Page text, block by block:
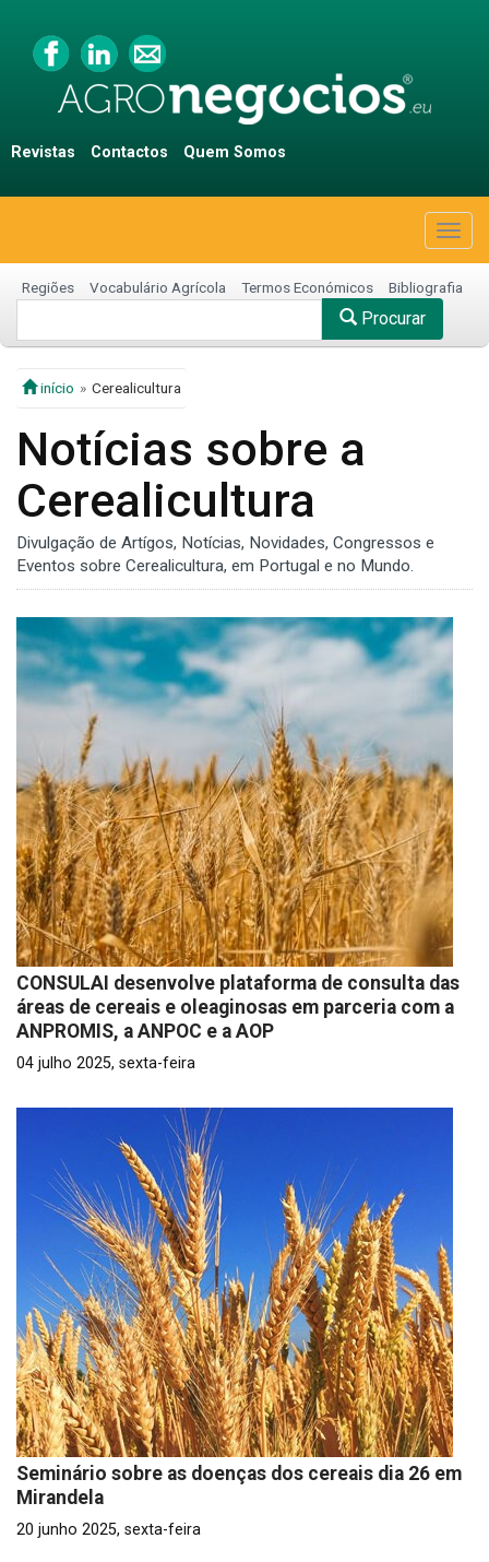
Revistas Contactos Quem Somos
Regiões Vocabulário Agrícola Termos Económicos Bibliografia
Procurar
início Cerealicultura
Notícias sobre a
Cerealicultura
Divulgação de Artígos, Notícias, Novidades, Congressos e
Eventos sobre Cerealicultura, em Portugal e no Mundo.
CONSULAI desenvolve plataforma de consulta das
áreas de cereais e oleaginosas em parceria com a
ANPROMIS, a ANPOC e a AOP
04 julho 2025, sexta-feira
Seminário sobre as doenças dos cereais dia 26 em
Mirandela
20 junho 2025, sexta-feira